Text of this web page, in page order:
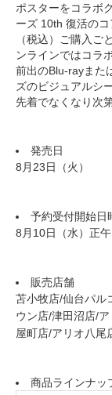
ポスターをコラボ
ーズ 10th 復活の
（税込）ご購入ご
ンラインではコラ
前出のBlu-rayまた
ズのビジュアルシ
先着でなくなり次
発売日
8月23日（火）
予約受付開始日
8月10日（水）正午
販売店舗
苫小牧店/仙台パル
ウン店/津田沼店/
屋町店/アリオ八尾
商品ラインナッ